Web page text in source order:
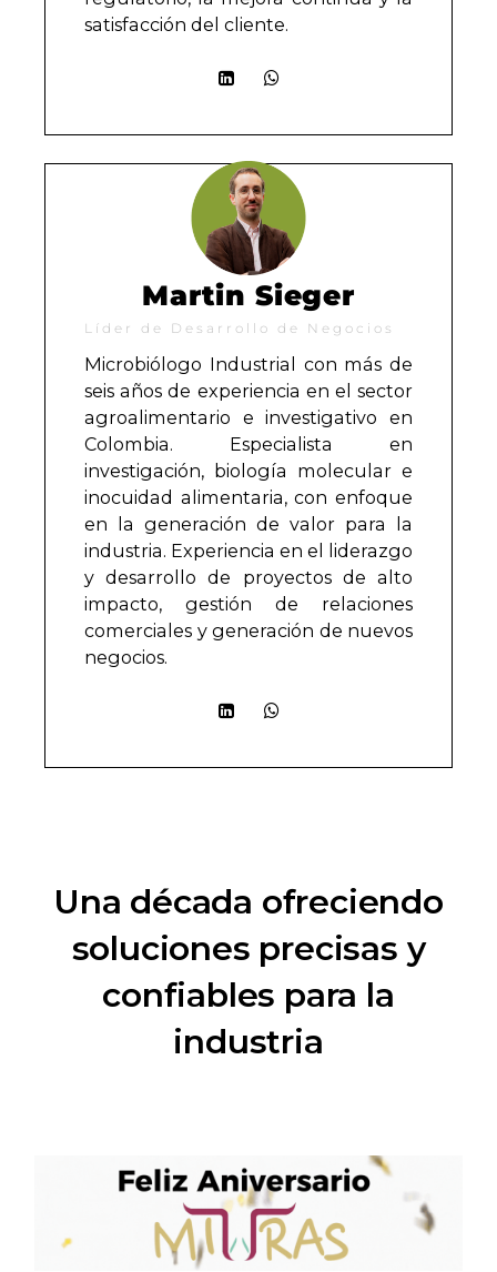
satisfacción del cliente.
Martin Sieger
Líder de Desarrollo de Negocios
Microbiólogo Industrial con más de
seis años de experiencia en el sector
agroalimentario e investigativo en
Colombia. Especialista en
investigación, biología molecular e
inocuidad alimentaria, con enfoque
en la generación de valor para la
industria. Experiencia en el liderazgo
y desarrollo de proyectos de alto
impacto, gestión de relaciones
comerciales y generación de nuevos
negocios.
Una década ofreciendo
soluciones precisas y
confiables para la
industria